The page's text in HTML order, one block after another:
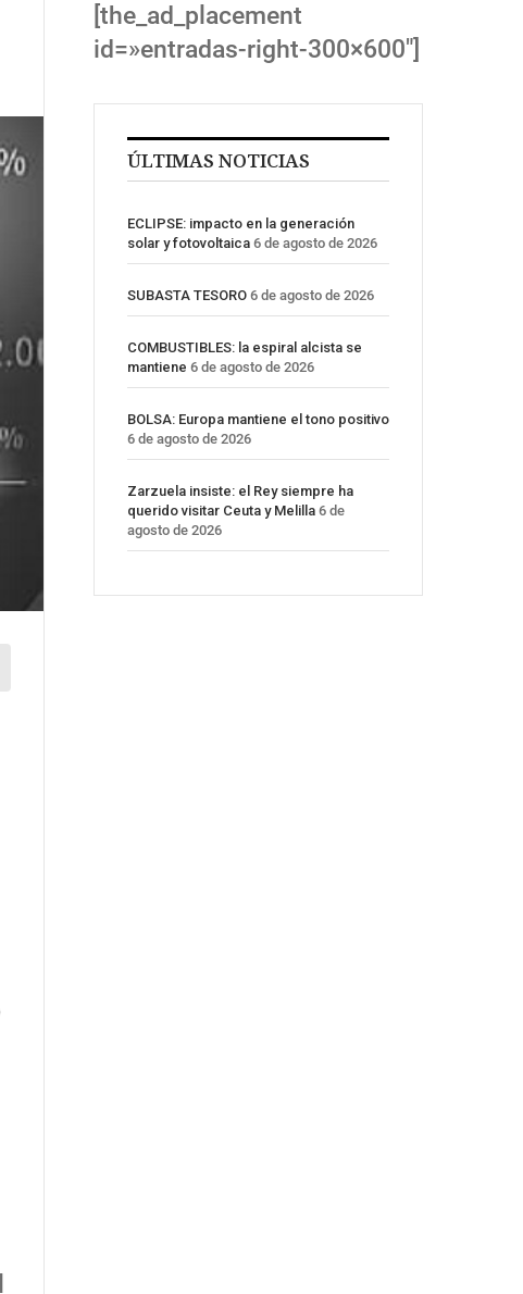
[the_ad_placement
id=»entradas-right-300×600″]
ÚLTIMAS NOTICIAS
ECLIPSE: impacto en la generación
solar y fotovoltaica 6 de agosto de 2026
SUBASTA TESORO 6 de agosto de 2026
COMBUSTIBLES: la espiral alcista se
mantiene 6 de agosto de 2026
BOLSA: Europa mantiene el tono positivo
6 de agosto de 2026
Zarzuela insiste: el Rey siempre ha
querido visitar Ceuta y Melilla 6 de
agosto de 2026